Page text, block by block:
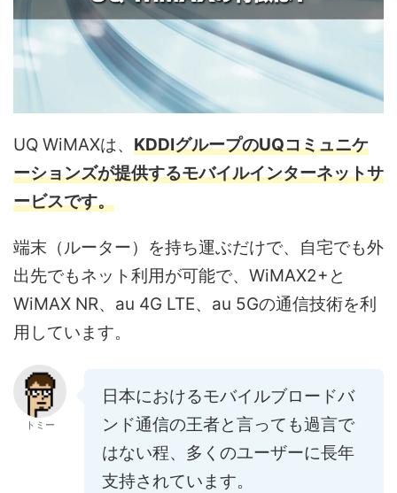
UQ WiMAXは、 KDDIグループのUQコミュニケ
ーションズが提供するモバイルインターネットサ
ービスです。
端末（ルーター）を持ち運ぶだけで、自宅でも外
出先でもネット利用が可能で、WiMAX2+と
WiMAX NR、au 4G LTE、au 5Gの通信技術を利
用しています。
トミー
日本におけるモバイルブロードバ
ンド通信の王者と言っても過言で
はない程、多くのユーザーに長年
支持されています。